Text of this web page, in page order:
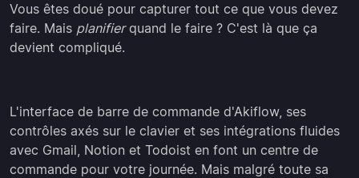
Vous êtes doué pour capturer tout ce que vous devez
faire. Mais planifierquand le faire ? C'est là que ça
devient compliqué.
L'interface de barre de commande d'Akiflow, ses
contrôles axés sur le clavier et ses intégrations fluides
avec Gmail, Notion et Todoist en font un centre de
commande pour votre journée. Mais malgré toute sa